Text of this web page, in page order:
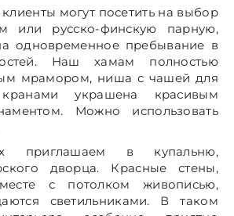
могут посетить на выбор
или русско-финскую парную,
одновременное пребывание в
Наш хамам полностью
мрамором, ниша с чашей для
украшена красивым
Можно использовать
приглашаем в купальню,
дворца. Красные стены,
с потолком живописью,
светильниками. В таком